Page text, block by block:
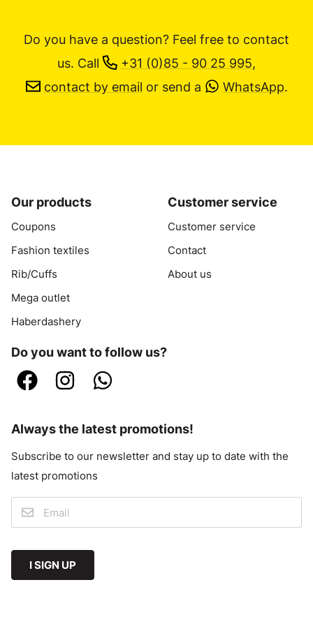
Do you have a question? Feel free to contact
us. Call +31 (0)85 - 90 25 995,
contact by email or send a WhatsApp.
Our products
Coupons
Fashion textiles
Rib/Cuffs
Mega outlet
Haberdashery
Customer service
Customer service
Contact
About us
Do you want to follow us?
Always the latest promotions!
Subscribe to our newsletter and stay up to date with the
latest promotions
I SIGN UP